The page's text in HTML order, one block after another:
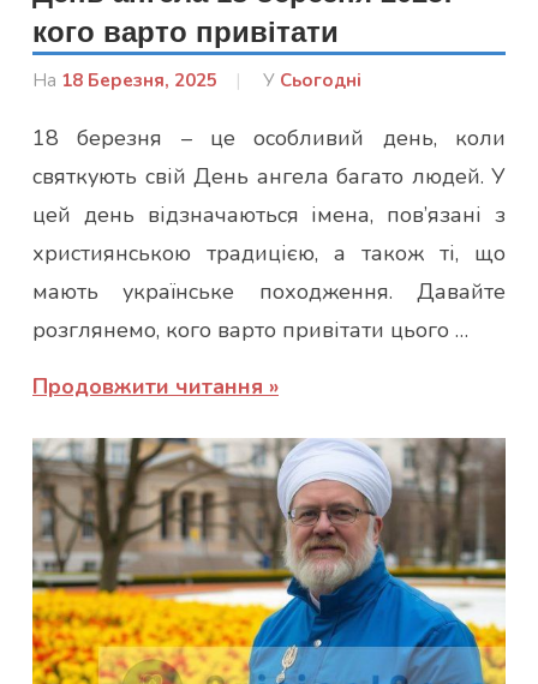
кого варто привітати
На 18 Березня, 2025
Від
У Сьогодні
18 березня – це особливий день, коли
святкують свій День ангела багато людей. У
цей день відзначаються імена, пов’язані з
християнською традицією, а також ті, що
мають українське походження. Давайте
розглянемо, кого варто привітати цього …
Продовжити читання